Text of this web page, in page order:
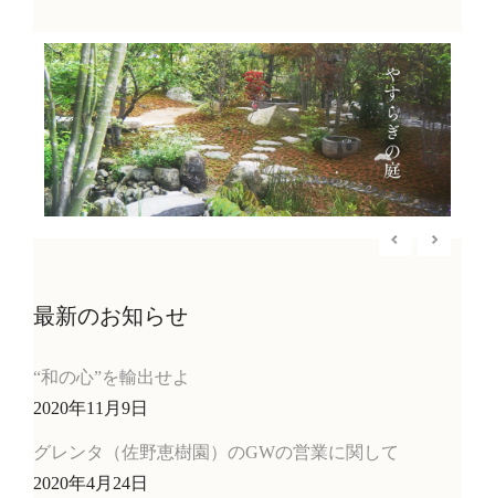
最新のお知らせ
“和の心”を輸出せよ
2020年11月9日
グレンタ（佐野恵樹園）のGWの営業に関して
2020年4月24日